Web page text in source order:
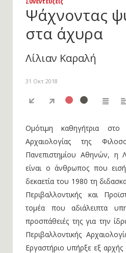
Ψάχνοντας
στα άχυρα
Λίλιαν Καραλή
31 Οκτ 2018
Ομότιμη καθηγήτρια στο
Αρχαιολογίας της
Πανεπιστημίου Αθηνών, η
είναι ο άνθρωπος που
δεκαετία του 1980 τη
Περιβαλλοντικής και
τομέα που αδιάλειπτα
προσπάθειές της για την
Περιβαλλοντικής
Εργαστήριο υπήρξε εξ